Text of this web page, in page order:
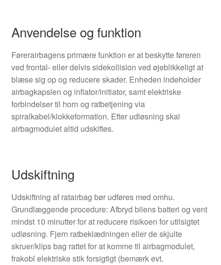
Anvendelse og funktion
Førerairbagens primære funktion er at beskytte føreren
ved frontal- eller delvis sidekollision ved øjeblikkeligt at
blæse sig op og reducere skader. Enheden indeholder
airbagkapslen og inflator/initiator, samt elektriske
forbindelser til horn og ratbetjening via
spiralkabel/klokkeformation. Efter udløsning skal
airbagmodulet altid udskiftes.
Udskiftning
Udskiftning af ratairbag bør udføres med omhu.
Grundlæggende procedure: Afbryd bilens batteri og vent
mindst 10 minutter for at reducere risikoen for utilsigtet
udløsning. Fjern ratbeklædningen eller de skjulte
skruer/klips bag rattet for at komme til airbagmodulet,
frakobl elektriske stik forsigtigt (bemærk evt.